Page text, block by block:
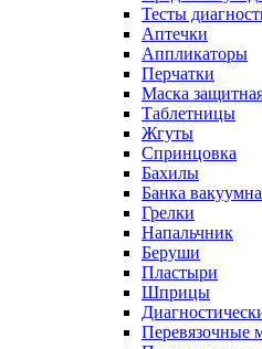
Тесты
Аптечки
Аппликаторы
Перчатки
Маска
Таблетницы
Жгуты
Спринцовка
Бахилы
Банка
Грелки
Напальчник
Беруши
Пластыри
Шприцы
Перевязочные